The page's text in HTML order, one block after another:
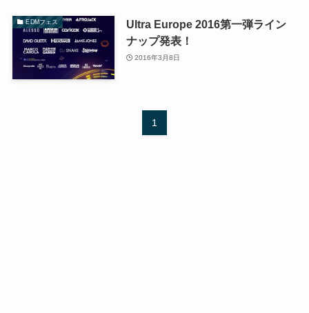
EDMフェス
Ultra Europe 2016第一弾ライン
ナップ発表！
2016年3月8日
1